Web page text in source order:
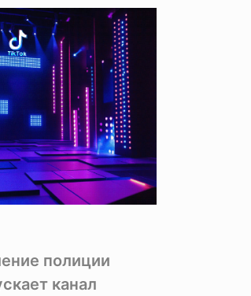
полиции
канал